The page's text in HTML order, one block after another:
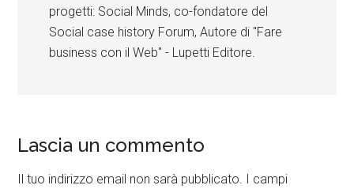
progetti: Social Minds, co-fondatore del
Social case history Forum, Autore di "Fare
business con il Web" - Lupetti Editore.
Lascia un commento
Il tuo indirizzo email non sarà pubblicato. I campi